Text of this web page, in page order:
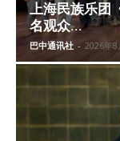
上海民族乐团
名观众...
巴中通讯社 - 2026年8